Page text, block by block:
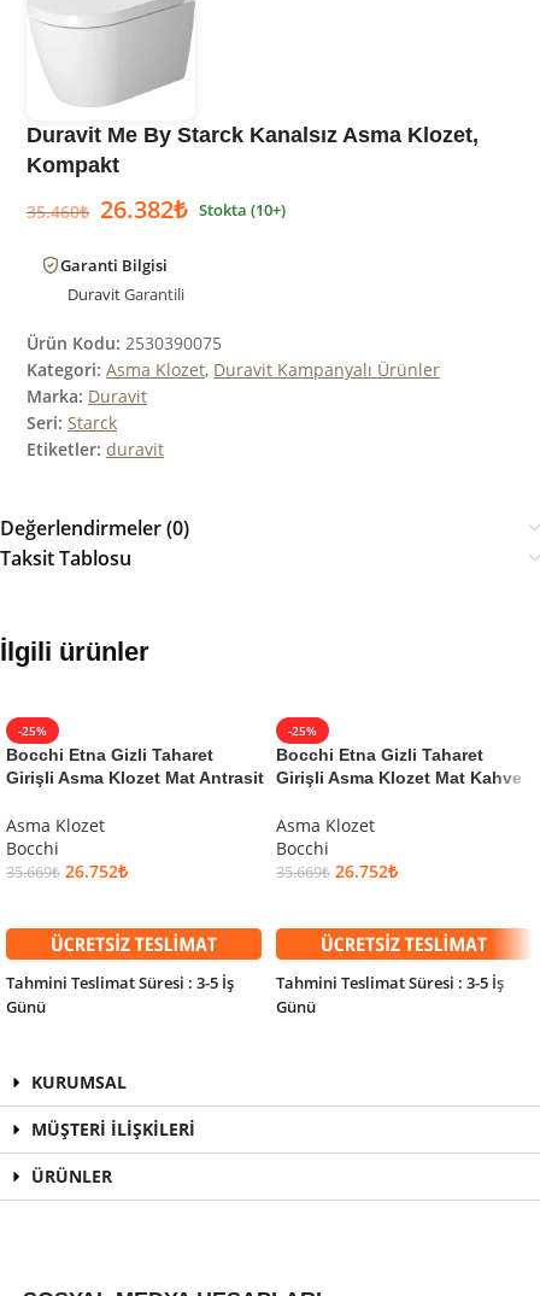
Duravit Me By Starck Kanalsız Asma Klozet,
Kompakt
35.460₺ 26.382₺ Stokta (10+)
Garanti Bilgisi
DuravitGarantili
Ürün Kodu: 2530390075
Kategori: Asma Klozet, Duravit Kampanyalı Ürünler
Marka: Duravit
Seri: Starck
Etiketler: duravit
Değerlendirmeler (0)
Taksit Tablosu
İlgili ürünler
-25%
Bocchi Etna Gizli Taharet
Girişli Asma Klozet Mat Antrasit
Asma Klozet
Bocchi
35.669₺ 26.752₺
Tahmini Teslimat Süresi : 3-5 İş
Günü
-25%
Bocchi Etna Gizli Taharet
Girişli Asma Klozet Mat Kahve
Asma Klozet
Bocchi
35.669₺ 26.752₺
Tahmini Teslimat Süresi : 3-5 İş
Günü
KURUMSAL
MÜŞTERİ İLİŞKİLERİ
ÜRÜNLER